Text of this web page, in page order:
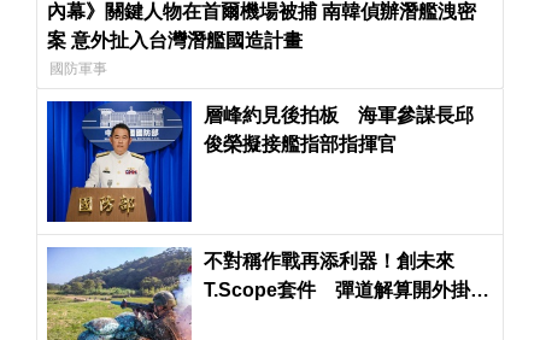
內幕》關鍵人物在首爾機場被捕 南韓偵辦潛艦洩密
案 意外扯入台灣潛艦國造計畫
國防軍事
層峰約見後拍板 海軍參謀長邱
俊榮擬接艦指部指揮官
不對稱作戰再添利器！創未來
T.Scope套件 彈道解算開外掛變